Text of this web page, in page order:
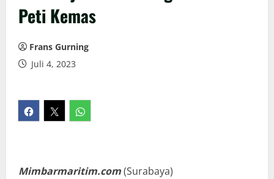
Peti Kemas
Frans Gurning
Juli 4, 2023
Mimbarmaritim.com(Surabaya)